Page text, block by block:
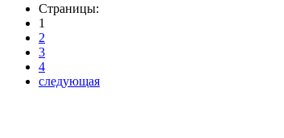
Страницы:
1
2
3
4
следующая